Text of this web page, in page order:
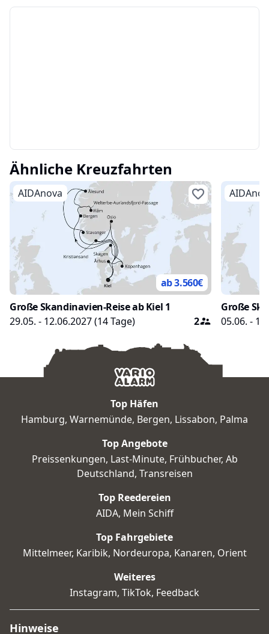
Ähnliche Kreuzfahrten
AIDAnova
ab 3.560€
Große Skandinavien-Reise ab Kiel 1
29.05. - 12.06.2027(14Tage) 2
Große
05.06. -
Top Häfen
Hamburg, Warnemünde, Bergen, Lissabon, Palma
Top Angebote
Preissenkungen, Last-Minute, Frühbucher, Ab
Deutschland, Transreisen
Top Reedereien
AIDA, Mein Schiff
Top Fahrgebiete
Mittelmeer, Karibik, Nordeuropa, Kanaren, Orient
Weiteres
Instagram, TikTok, Feedback
Hinweise